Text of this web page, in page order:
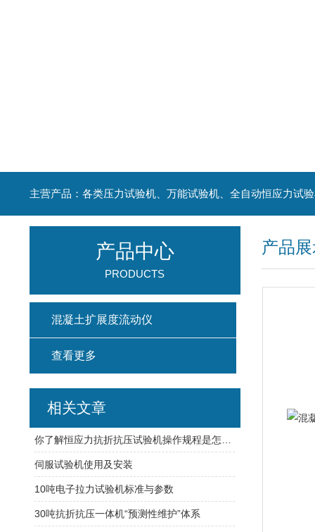
主营产品：各类压力试验机、万能试验机、全自动恒应力试
产品
产品中心
PRODUCTS
混凝土扩展度流动仪
查看更多
相关文章
伺服试验机使用及安装
10吨电子拉力试验机标准与参数
30吨抗折抗压一体机“预测性维护”体系